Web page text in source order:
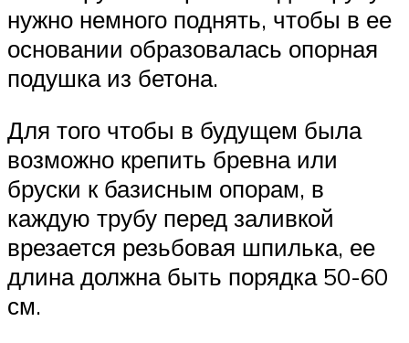
нужно немного поднять, чтобы в ее
основании образовалась опорная
подушка из бетона.
Для того чтобы в будущем была
возможно крепить бревна или
бруски к базисным опорам, в
каждую трубу перед заливкой
врезается резьбовая шпилька, ее
длина должна быть порядка 50-60
см.